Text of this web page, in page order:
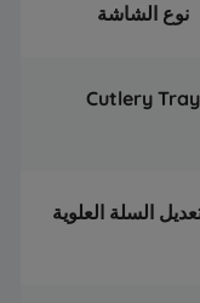
نوع الشاشة
Cutlery Tray
السلة العلوية